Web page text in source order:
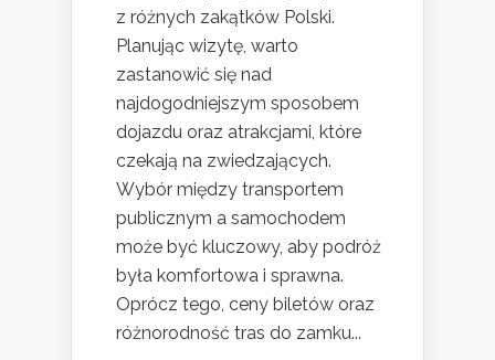
z różnych zakątków Polski.
Planując wizytę, warto
zastanowić się nad
najdogodniejszym sposobem
dojazdu oraz atrakcjami, które
czekają na zwiedzających.
Wybór między transportem
publicznym a samochodem
może być kluczowy, aby podróż
była komfortowa i sprawna.
Oprócz tego, ceny biletów oraz
różnorodność tras do zamku...